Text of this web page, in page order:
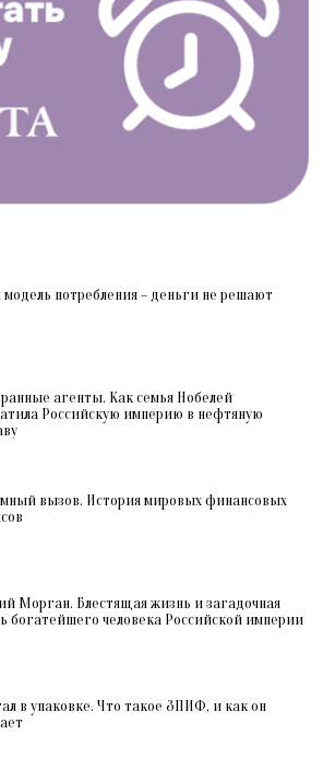
модель потребления – деньги не решают
агенты. Как семья Нобелей
Российскую империю в нефтяную
вызов. История мировых финансовых
Морган. Блестящая жизнь и загадочная
богатейшего человека Российской империи
в упаковке. Что такое ЗПИФ, и как он